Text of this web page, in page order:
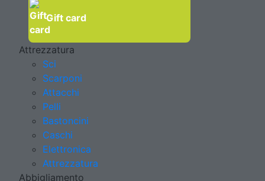
Gift card
Attrezzatura
Sci
Scarponi
Attacchi
Pelli
Bastoncini
Caschi
Elettronica
Attrezzatura
Abbigliamento